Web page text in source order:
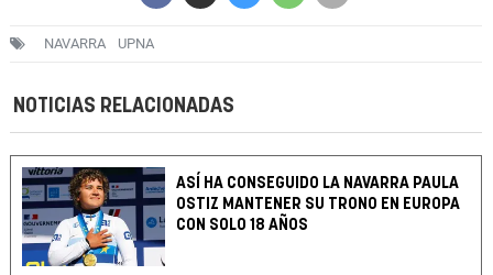
NAVARRA UPNA
NOTICIAS RELACIONADAS
ASÍ HA CONSEGUIDO LA NAVARRA PAULA
OSTIZ MANTENER SU TRONO EN EUROPA
CON SOLO 18 AÑOS